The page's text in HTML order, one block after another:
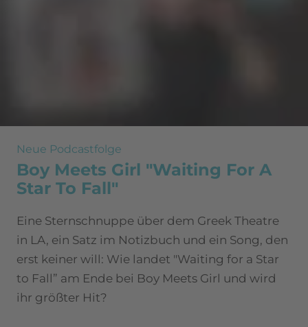
Neue Podcastfolge
Boy Meets Girl "Waiting For A
Star To Fall"
Eine Sternschnuppe über dem Greek Theatre
in LA, ein Satz im Notizbuch und ein Song, den
erst keiner will: Wie landet "Waiting for a Star
to Fall” am Ende bei Boy Meets Girl und wird
ihr größter Hit?